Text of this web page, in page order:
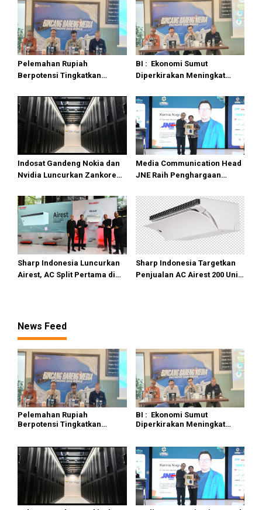
Pelemahan Rupiah
Berpotensi Tingkatkan
BI : Ekonomi Sumut
Diperkirakan Meningkat
Indosat Gandeng Nokia dan
Nvidia Luncurkan Zankore
Media Communication Head
JNE Raih Penghargaan
Top Leader 2026
Sharp Indonesia Luncurkan
Airest, AC Split Pertama di
Sharp Indonesia Targetkan
Penjualan AC Airest 200 Unit
News Feed
Pelemahan Rupiah
Berpotensi Tingkatkan
BI : Ekonomi Sumut
Diperkirakan Meningkat